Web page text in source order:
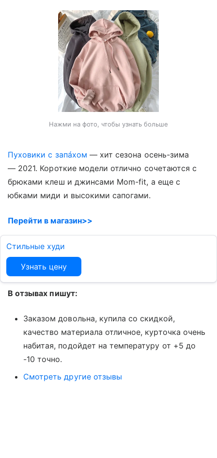
Нажми на фото, чтобы узнать больше
Пуховики с запáхом — хит сезона осень-зима
— 2021. Короткие модели отлично сочетаются с
брюками клеш и джинсами Mom-fit, а еще с
юбками миди и высокими сапогами.
Перейти в магазин>>
Стильные худи
Узнать цену
В отзывах пишут:
Заказом довольна, купила со скидкой,
качество материала отличное, курточка очень
набитая, подойдет на температуру от +5 до
-10 точно.
Смотреть другие отзывы